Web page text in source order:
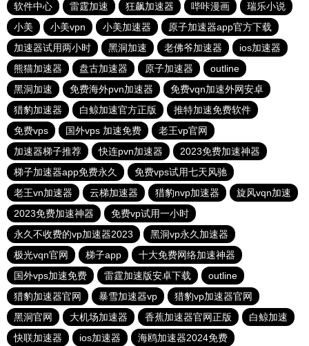
软件中心
雷霆加速 狂飙加速器 哔咔漫画
瑞乐小说
小美
小美vpn 小美加速器
原子加速器app官方下载
加速器试用两小时
黑洞加速 老佛爷加速器
ios加速器
熊猫加速器
盘古加速器 原子加速器
outline
黑洞加速
免费海外pvn加速器
免费vqn加速外网安卓
猎豹加速器
白鲸加速官方正版
推特加速免费软件
免费vps
国外vps 加速免费
老王vp官网
加速器梯子推荐
快连pvn加速器
2023免费加速神器
梯子加速器app免费永久
免费vps试用七天风驰
老王vn加速器
云梯加速器 猎豹nvp加速器
旋风vqn加速
2023免费加速神器
免费vp试用一小时
永久不收费的vp加速器2023
黑洞vp永久加速器
极光vqn官网
梯子app
十大免费网络加速神器
国外vps加速免费
雷霆加速版安卓下载
outline
猎豹加速器官网
暴雪加速器vp
猎豹vp加速器官网
黑洞官网
大机场加速器 香蕉加速器官网正版
白鲸加速
快联加速器
ios加速器 海鸥加速器2024免费